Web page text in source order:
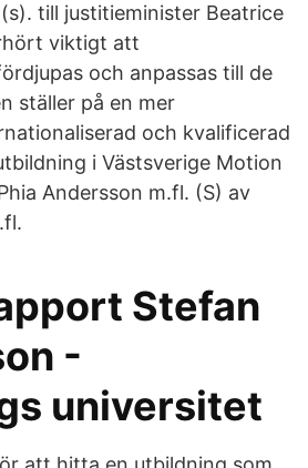
till justitieminister Beatrice
viktigt att
och anpassas till de
ställer på en mer
och kvalificerad
i Västsverige Motion
Andersson m.fl. (S) av
Stefan
-
universitet